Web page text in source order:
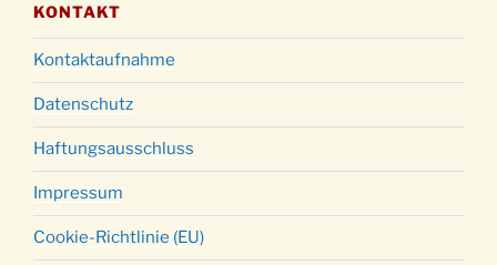
KONTAKT
Kontaktaufnahme
Datenschutz
Haftungsausschluss
Impressum
Cookie-Richtlinie (EU)